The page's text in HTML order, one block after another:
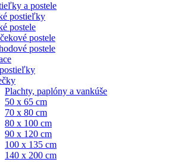
a postele
postieľky
postele
postele
postele
Plachty, paplóny a vankúše
50 x 65 cm
70 x 80 cm
80 x 100 cm
90 x 120 cm
100 x 135 cm
140 x 200 cm